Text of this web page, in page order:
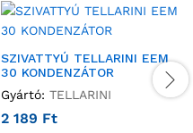
SZIVATTYÚ TELLARINI EEM
30 KONDENZÁTOR
Gyártó: TELLARINI
2 189 Ft